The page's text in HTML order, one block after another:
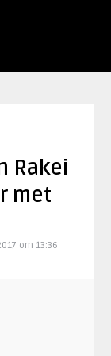
Rakei
met
om 13:36